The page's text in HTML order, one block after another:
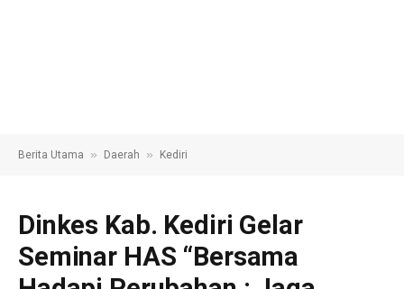
Berita Utama » Daerah » Kediri
Dinkes Kab. Kediri Gelar
Seminar HAS “Bersama